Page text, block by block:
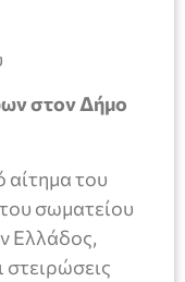
στον Δήμο
του
σωματείου
Ελλάδος,